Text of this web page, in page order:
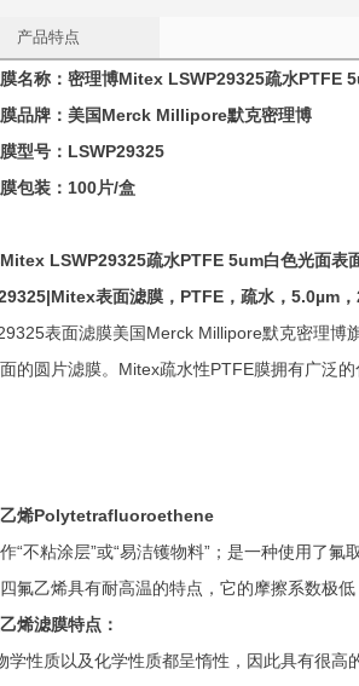
产品特点
名称 ： 密理博Mitex LSWP29325疏水PTFE
品牌：美国Merck Millipore默克密理博
型号： LSWP29325
包装：100片/盒
LSWP29325疏水PTFE 5um白色光面表
表面滤膜，PTFE，疏水，5.0µm
表面滤膜美国Merck Millipore默克密理
的圆片滤膜。Mitex疏水性PTFE膜拥有广泛的
烯Polytetrafluoroethene
“不粘涂层”或“易洁镬物料”；是一种使用了
氟乙烯具有耐高温的特点，它的摩擦系数极
烯滤膜特点：
学性质以及化学性质都呈惰性，因此具有很高